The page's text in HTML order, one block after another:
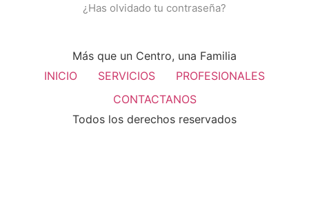
¿Has olvidado tu contraseña?
Más que un Centro, una Familia
INICIO
SERVICIOS
PROFESIONALES
CONTACTANOS
Todos los derechos reservados